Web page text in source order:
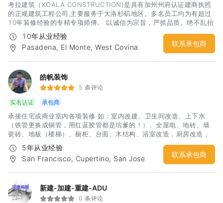
考拉建筑（KOALA CONSTRUCTION)是具有加州州府认证建商执照
的正规建筑工程公司,主要服务于大洛杉矶地区。多名员工均为有超过
10年装修经验的专精专项师傅。 以诚信为宗旨，严抓品质。绝不乱抬
价。用呵护自己家的态度去对待每一个工程是我们秉持的原则。 我们
的服务专精客户居家装修装潢设计施工,大小工程新建/ADU 全面施工
工程/室内改建工程设计和翻修工程。并提供总体的全面性一年保固免
待每一个家。联络人：Matt Liu联络电话： 626-202-8897(近期工
程忙碌中，如果因为区域收讯不良请发讯息或扫描下方二维码微信留
言谘询，我们将尽快和您联系，谢谢您的耐心！） 邮箱：
koalaconstructionca@yahoo.com
10年从业经验
Pasadena, El Monte, West Covina
联系承包商
皓帆装饰
5 条评论
实名认证
承包商
承接住宅或商业室内各项装修 如：室内改建、卫生间改造、上下水
（铁管更换成铜管，用红蓝胶管都是坑爹的！）、全屋电、地砖、墙
瓷砖、地板（楼梯）、橱柜、台面、木结构、浴室改造，厨房改造，
室内外油漆，房屋内部墙体隔断，电箱安装，车库改造等，隔间凉
亭、上水下水，砖木围墙、水泥地，更换门窗，大修小补！匠人精
神，精品工艺，给你舒心装修体验！期待您诚意的联系：杨先生 电
5年从业经验
San Francisco, Cupertino, San Jose
联系承包商
新建-加建-重建-ADU
0 条评论